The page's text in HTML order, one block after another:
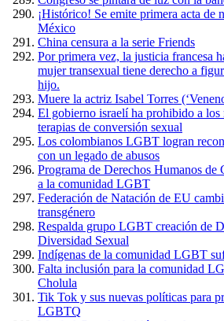
¡Histórico! Se emite primera acta de
México
China censura a la serie Friends
Por primera vez, la justicia francesa
mujer transexual tiene derecho a
hijo.
Muere la actriz Isabel Torres
El gobierno israelí ha prohibido a los
terapias de conversión sexual
Los colombianos LGBT logran
con un legado de abusos
Programa de Derechos Humanos de
a la comunidad LGBT
Federación de Natación de EU
transgénero
Respalda grupo LGBT creación de
Diversidad Sexual
Indígenas de la comunidad LGBT
Falta inclusión para la comunidad
Cholula
Tik Tok y sus nuevas políticas para
LGBTQ